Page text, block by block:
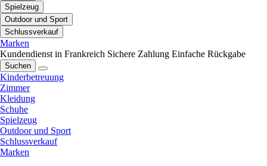
Spielzeug
Outdoor und Sport
Schlussverkauf
Marken
Kundendienst in Frankreich Sichere Zahlung Einfache Rückgabe
Suchen
Kinderbetreuung
Zimmer
Kleidung
Schuhe
Spielzeug
Outdoor und Sport
Schlussverkauf
Marken